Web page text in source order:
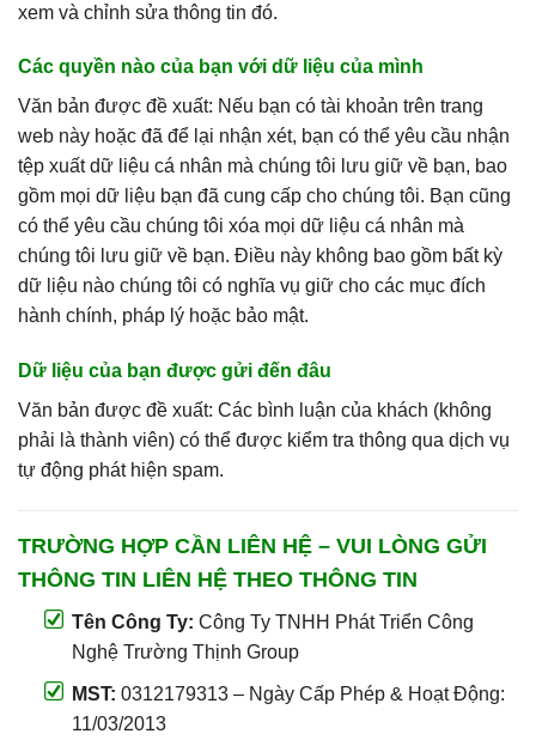
xem và chỉnh sửa thông tin đó.
Các quyền nào của bạn với dữ liệu của mình
Văn bản được đề xuất: Nếu bạn có tài khoản trên trang
web này hoặc đã để lại nhận xét, bạn có thể yêu cầu nhận
tệp xuất dữ liệu cá nhân mà chúng tôi lưu giữ về bạn, bao
gồm mọi dữ liệu bạn đã cung cấp cho chúng tôi. Bạn cũng
có thể yêu cầu chúng tôi xóa mọi dữ liệu cá nhân mà
chúng tôi lưu giữ về bạn. Điều này không bao gồm bất kỳ
dữ liệu nào chúng tôi có nghĩa vụ giữ cho các mục đích
hành chính, pháp lý hoặc bảo mật.
Dữ liệu của bạn được gửi đến đâu
Văn bản được đề xuất: Các bình luận của khách (không
phải là thành viên) có thể được kiểm tra thông qua dịch vụ
tự động phát hiện spam.
TRƯỜNG HỢP CẦN LIÊN HỆ – VUI LÒNG GỬI
THÔNG TIN LIÊN HỆ THEO THÔNG TIN
Tên Công Ty: Công Ty TNHH Phát Triển Công
Nghệ Trường Thịnh Group
MST: 0312179313 – Ngày Cấp Phép & Hoạt Động:
11/03/2013